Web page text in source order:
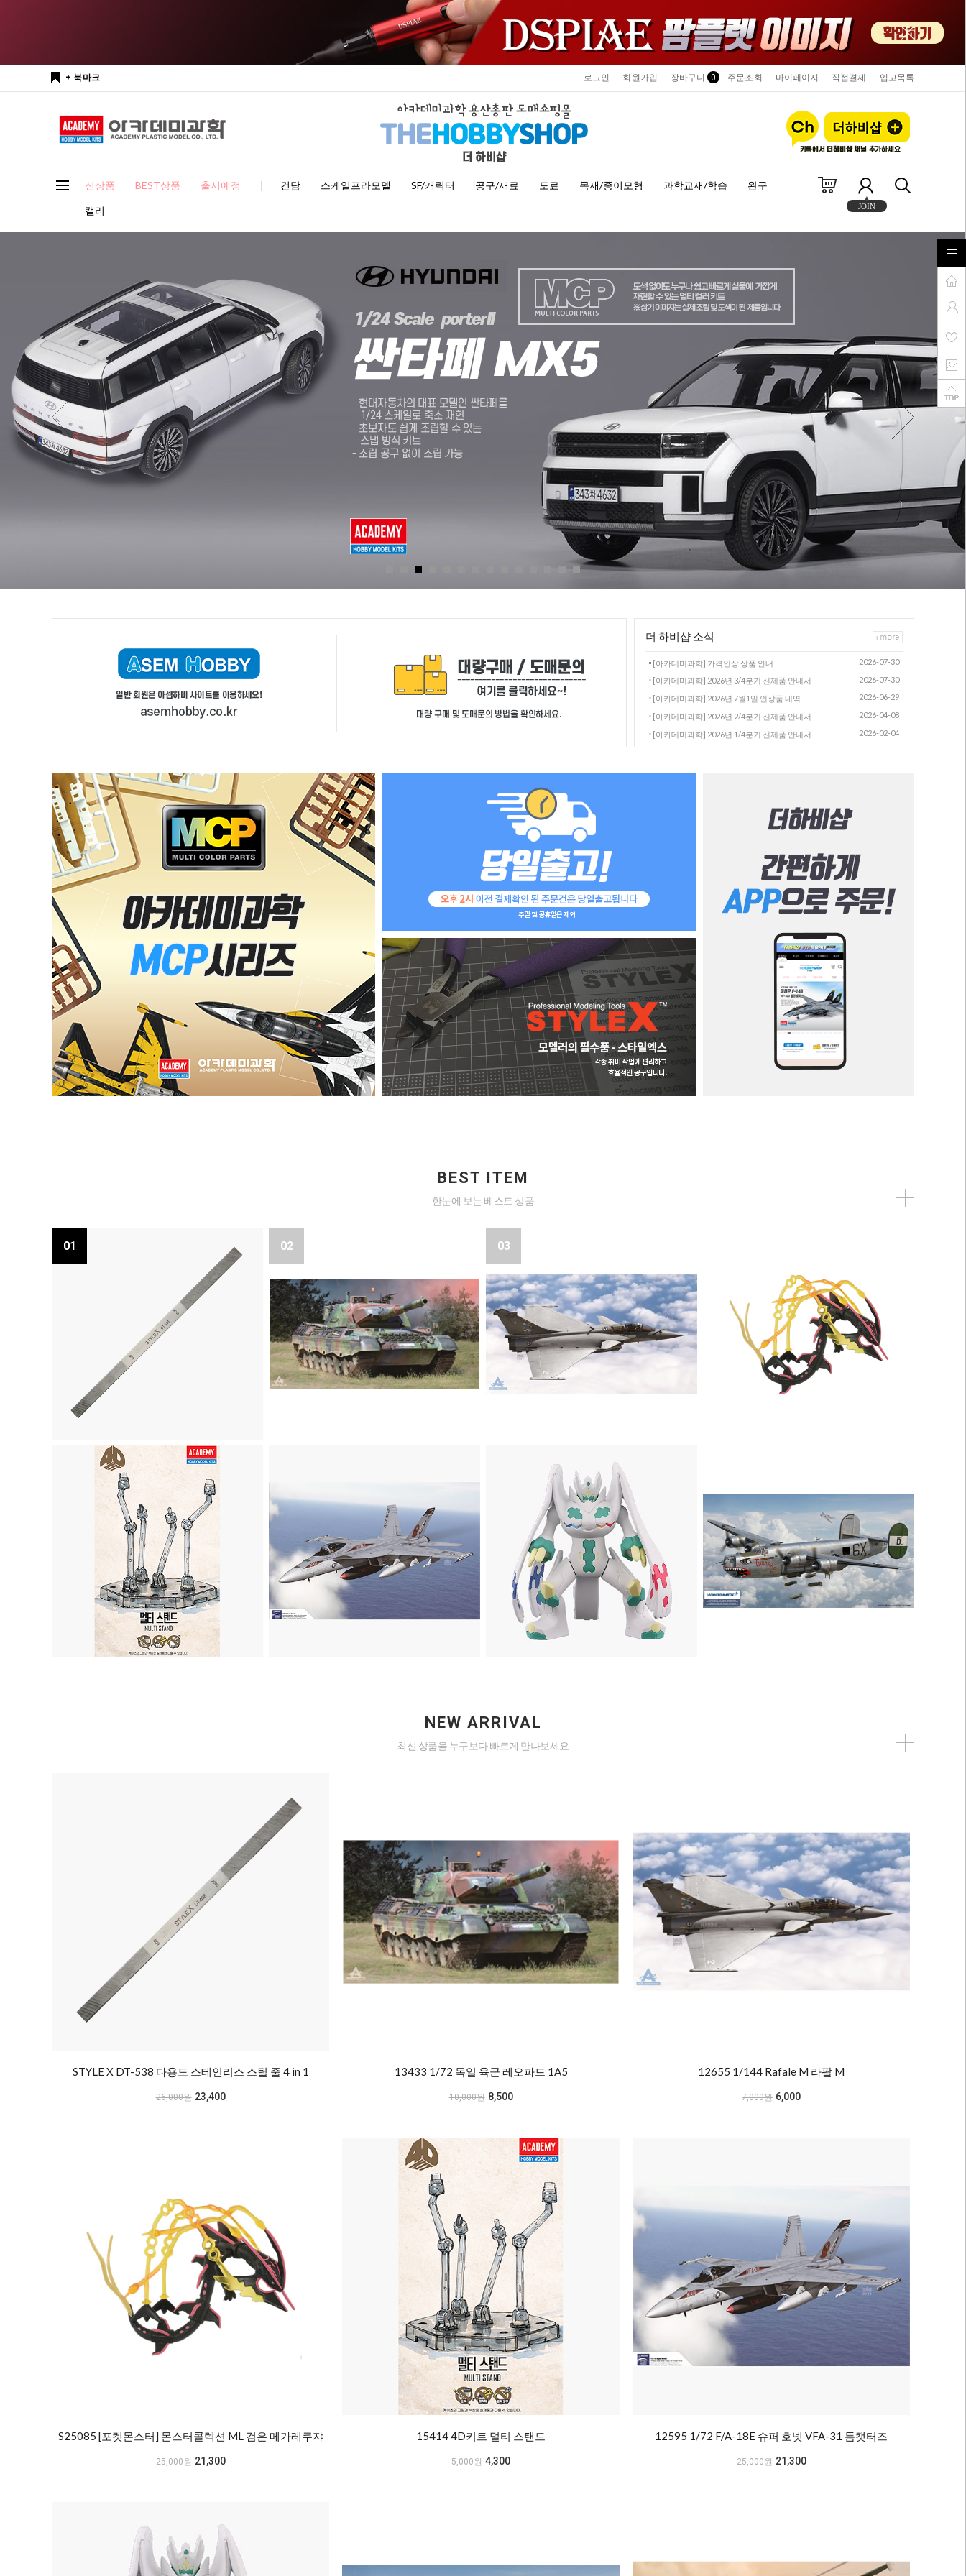
+ 북마크 로그인 회원가입 장바구니 0 주문조회 마이페이지 직접결제 입고목록
신상품 BEST상품 출시예정 건담 스케일프라모델 SF/캐릭터 공구/재료 도료 목재/종이모형 과학교재/학습 완구
캘리 JOIN
더 하비샵 소식
[아카데미과학] 가격인상 상품 안내 2026-07-30
[아카데미과학] 2026년 3/4분기 신제품 안내서 2026-07-30
[아카데미과학] 2026년 7월1일 인상품 내역 2026-06-29
[아카데미과학] 2026년 2/4분기 신제품 안내서 2026-04-08
[아카데미과학] 2026년 1/4분기 신제품 안내서 2026-02-04
BEST ITEM
한눈에 보는 베스트 상품
01 02 03
NEW ARRIVAL
최신 상품을 누구보다 빠르게 만나보세요
STYLE X DT-538 다용도 스테인리스 스틸 줄 4 in 1
26,000원 23,400
13433 1/72 독일 육군 레오파드 1A5
10,000원 8,500
12655 1/144 Rafale M 라팔 M
7,000원 6,000
S25085 [포켓몬스터] 몬스터콜렉션 ML 검은 메가레쿠쟈
25,000원 21,300
15414 4D키트 멀티 스탠드
5,000원 4,300
12595 1/72 F/A-18E 슈퍼 호넷 VFA-31 톰캣터즈
25,000원 21,300